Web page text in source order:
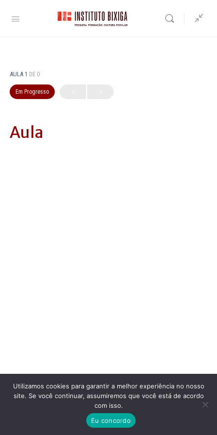
AULA 1 DE 0
Em Progresso
Aula
Utilizamos cookies para garantir a melhor experiência no nosso
site. Se você continuar, assumiremos que você está de acordo
com isso.
Eu concordo